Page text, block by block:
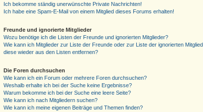
Ich bekomme ständig unerwünschte Private Nachrichten!
Ich habe eine Spam-E-Mail von einem Mitglied dieses Forums erhalten!
Freunde und ignorierte Mitglieder
Wozu benötige ich die Listen der Freunde und ignorierten Mitglieder?
Wie kann ich Mitglieder zur Liste der Freunde oder zur Liste der ignorierten
diese wieder aus den Listen entfernen?
Die Foren durchsuchen
Wie kann ich ein Forum oder mehrere Foren durchsuchen?
Weshalb erhalte ich bei der Suche keine Ergebnisse?
Warum bekomme ich bei der Suche eine leere Seite?
Wie kann ich nach Mitgliedern suchen?
Wie kann ich meine eigenen Beiträge und Themen finden?